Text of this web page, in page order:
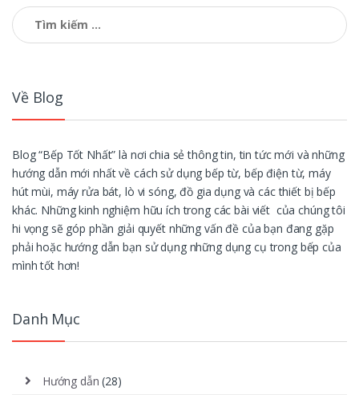
Tìm
kiếm
cho:
Về Blog
Blog “Bếp Tốt Nhất” là nơi chia sẻ thông tin, tin tức mới và những
hướng dẫn mới nhất về cách sử dụng bếp từ, bếp điện từ, máy
hút mùi, máy rửa bát, lò vi sóng, đồ gia dụng và các thiết bị bếp
khác. Những kinh nghiệm hữu ích trong các bài viết của chúng tôi
hi vọng sẽ góp phần giải quyết những vấn đề của bạn đang gặp
phải hoặc hướng dẫn bạn sử dụng những dụng cụ trong bếp của
mình tốt hơn!
Danh Mục
Hướng dẫn (28)